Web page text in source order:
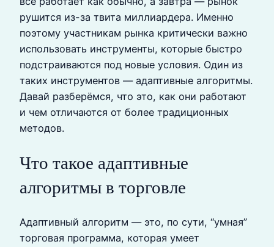
рушится из-за твита миллиардера. Именно
поэтому участникам рынка критически важно
использовать инструменты, которые быстро
подстраиваются под новые условия. Один из
таких инструментов — адаптивные алгоритмы.
Давай разберёмся, что это, как они работают
и чем отличаются от более традиционных
методов.
Что такое адаптивные
алгоритмы в торговле
Адаптивный алгоритм — это, по сути, “умная”
торговая программа, которая умеет